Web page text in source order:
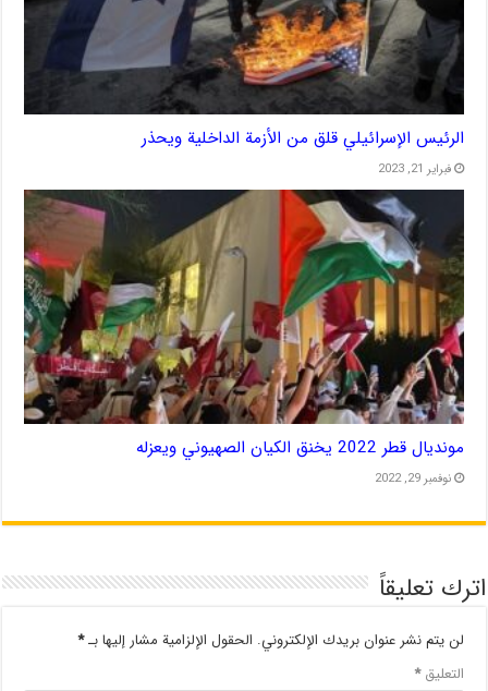
الرئيس الإسرائيلي قلق من الأزمة الداخلية ويحذر
فبراير 21, 2023
مونديال قطر 2022 يخنق الكيان الصهيوني ويعزله
نوفمبر 29, 2022
اترك تعليقاً
لن يتم نشر عنوان بريدك الإلكتروني. الحقول الإلزامية مشار إليها بـ*
التعليق*